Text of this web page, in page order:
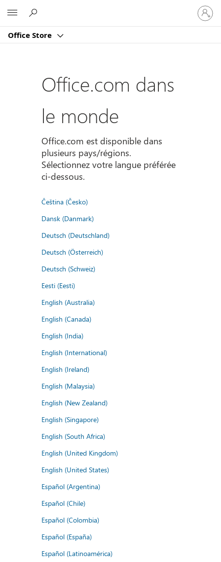
Office Store
vous
à
compte
Office.com dans
le monde
Office.com est disponible dans
plusieurs pays/régions.
Sélectionnez votre langue préférée
ci-dessous.
Čeština (Česko)
Dansk (Danmark)
Deutsch (Deutschland)
Deutsch (Österreich)
Deutsch (Schweiz)
Eesti (Eesti)
English (Australia)
English (Canada)
English (India)
English (International)
English (Ireland)
English (Malaysia)
English (New Zealand)
English (Singapore)
English (South Africa)
English (United Kingdom)
English (United States)
Español (Argentina)
Español (Chile)
Español (Colombia)
Español (España)
Español (Latinoamérica)